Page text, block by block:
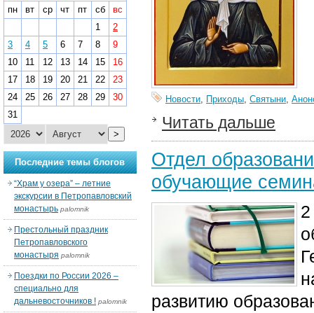
Новости, Приходы, Святыни,
Читать дальше
Отдел
обучающие
развитию
пн
вт ср чт пт сб
вс
1
2
3
4 5 6 7 8
9
10
11 12 13 14 15
16
17
18 19 20 21 22
23
24
25 26 27 28 29
30
31
>
Последние темы блогов
“Храм у озера” – летние
экскурсии в Петропавловский
монастырь palomnik
Престольный праздник
Петропавловского
монастыря palomnik
Поездки по России 2026 –
специально для
дальневосточников ! palomnik